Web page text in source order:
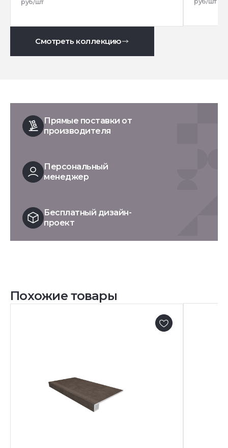
руб/шт
Смотреть коллекцию
Прямые поставки от
производителя
Персональный
менеджер
Бесплатный дизайн-
проект
Похожие товары